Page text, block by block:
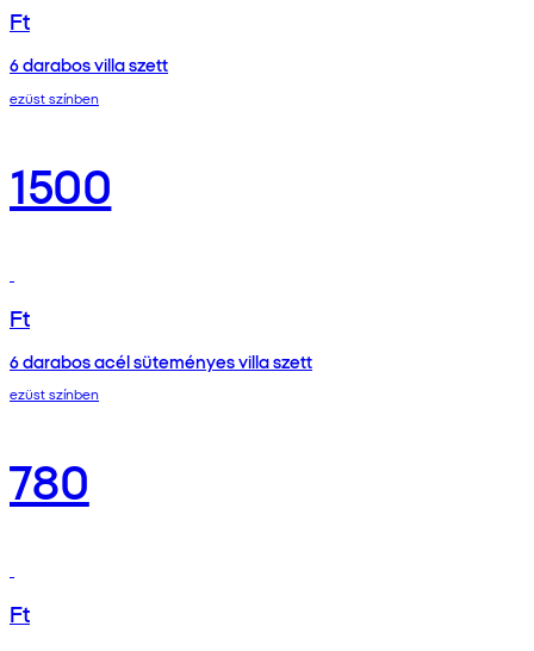
Ft
6 darabos villa szett
ezüst színben
1500
Ft
6 darabos acél süteményes villa szett
ezüst színben
780
Ft